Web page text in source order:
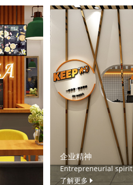
企业精神
Entrepreneurial spirit
了解更多